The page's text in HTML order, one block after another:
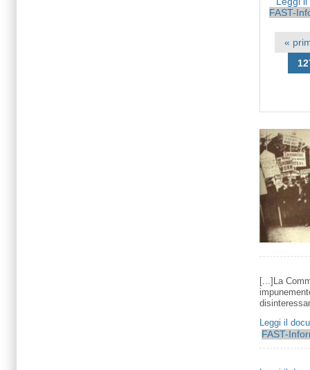
FAST-
Pagine
«
[...]La
Leggi il
FAST-